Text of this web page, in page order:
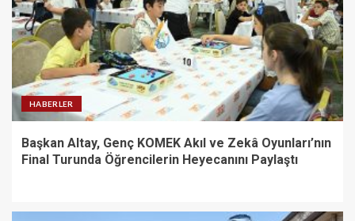
HABERLER
Başkan Altay, Genç KOMEK Akıl ve Zekâ Oyunları’nın
Final Turunda Öğrencilerin Heyecanını Paylaştı